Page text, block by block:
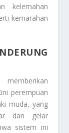
kelemahan
kemarahan
perempuan
muda, yang
dan gelar
sistem ini